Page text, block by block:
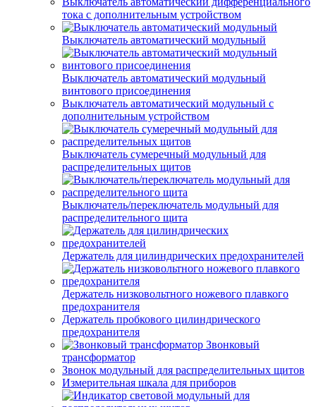
тока с дополнительным устройством
Выключатель автоматический модульный
Выключатель автоматический модульный
винтового присоединения
Выключатель автоматический модульный с
дополнительным устройством
Выключатель сумеречный модульный для
распределительных щитов
Выключатель/переключатель модульный для
распределительного щита
Держатель для цилиндрических предохранителей
Держатель низковольтного ножевого плавкого
предохранителя
Держатель пробкового цилиндрического
предохранителя
Звонковый
трансформатор
Звонок модульный для распределительных щитов
Измерительная шкала для приборов